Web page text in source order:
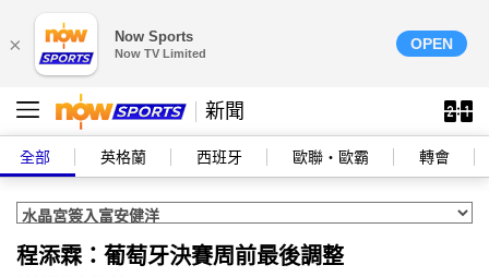
× Now Sports
Now TV Limited
OPEN
新聞
全部 英格蘭 西班牙 歐聯‧歐霸 轉會
程添霖：葡萄牙決賽周前最後調整